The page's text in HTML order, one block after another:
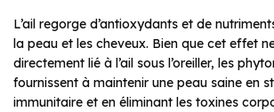
L’ail regorge d’antioxydants et de
la peau et les cheveux. Bien que cet effet
directement lié à l’ail sous l’oreiller, les
fournissent à maintenir une peau saine en
immunitaire et en éliminant les toxines